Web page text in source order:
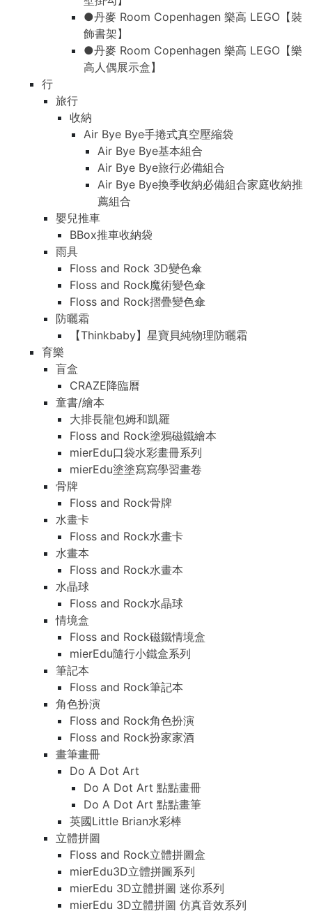
●丹麥 Room Copenhagen 樂高 LEGO【裝
飾書架】
●丹麥 Room Copenhagen 樂高 LEGO【樂
高人偶展示盒】
行
旅行
收納
Air Bye Bye手捲式真空壓縮袋
Air Bye Bye基本組合
Air Bye Bye旅行必備組合
Air Bye Bye換季收納必備組合家庭收納推
薦組合
嬰兒推車
BBox推車收納袋
雨具
Floss and Rock 3D變色傘
Floss and Rock魔術變色傘
Floss and Rock摺疊變色傘
防曬霜
【Thinkbaby】星寶貝純物理防曬霜
育樂
盲盒
CRAZE降臨曆
童書/繪本
大排長龍包姆和凱羅
Floss and Rock塗鴉磁鐵繪本
mierEdu口袋水彩畫冊系列
mierEdu塗塗寫寫學習畫卷
骨牌
Floss and Rock骨牌
水畫卡
Floss and Rock水畫卡
水畫本
Floss and Rock水畫本
水晶球
Floss and Rock水晶球
情境盒
Floss and Rock磁鐵情境盒
mierEdu隨行小鐵盒系列
筆記本
Floss and Rock筆記本
角色扮演
Floss and Rock角色扮演
Floss and Rock扮家家酒
畫筆畫冊
Do A Dot Art
Do A Dot Art 點點畫冊
Do A Dot Art 點點畫筆
英國Little Brian水彩棒
立體拼圖
Floss and Rock立體拼圖盒
mierEdu3D立體拼圖系列
mierEdu 3D立體拼圖 迷你系列
mierEdu 3D立體拼圖 仿真音效系列